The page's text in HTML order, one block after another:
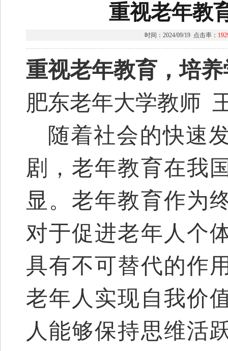
重视老年教
时间：2024/09/19 点击率：
重视老年教育，培
肥东老年大学教师
随着社会的快速
剧，老年教育在我
显。老年教育作为
对于促进老年人个
具有不可替代的作
老年人实现自我价
人能够保持思维活